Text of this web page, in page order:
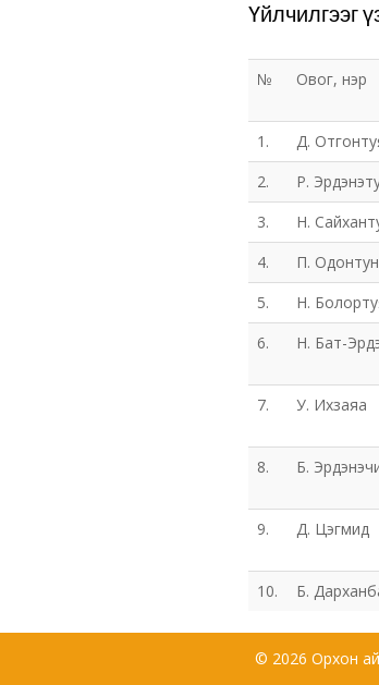
Үйлчилгээг
№ Овог, нэр
1.
Д.
2.
Р.
3.
Н.
4.
П.
5.
Н.
6.
Н. Бат-
7. У. Ихзаяа
8. Б.
9. Д. Цэгмид
10. Б.
© 2026 Орхон